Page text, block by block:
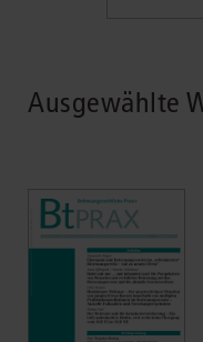
Ausgewählte